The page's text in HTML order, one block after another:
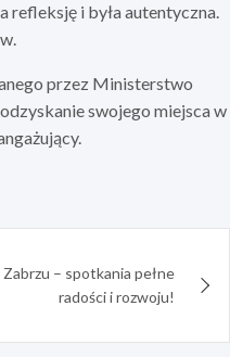
refleksję i była autentyczna.
przez Ministerstwo
swojego miejsca w
– spotkania pełne
radości i rozwoju!